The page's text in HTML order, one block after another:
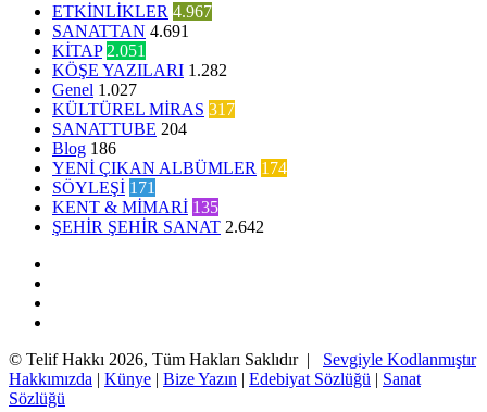
ETKİNLİKLER 4.967
SANATTAN 4.691
KİTAP 2.051
KÖŞE YAZILARI 1.282
Genel 1.027
KÜLTÜREL MİRAS 317
SANATTUBE 204
Blog 186
YENİ ÇIKAN ALBÜMLER 174
SÖYLEŞİ 171
KENT & MİMARİ 135
ŞEHİR ŞEHİR SANAT 2.642
© Telif Hakkı 2026, Tüm Hakları Saklıdır | Sevgiyle Kodlanmıştır
Hakkımızda | Künye | Bize Yazın | Edebiyat Sözlüğü | Sanat
Sözlüğü